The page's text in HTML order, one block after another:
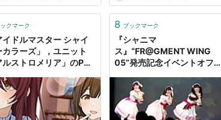
クマーク
イドルマスター シャイ
カラーズ」，ユニット
ルストロメリア」のPV
場のボイスも確認できる
8 ブックマーク
『シャニマ
ス』“FR@GMENT WING
05”発売記念イベントオフィ
メリアがキュートさ全開で会
場を魅了 | ゲーム・エンタメ
最新情報のファミ通.com